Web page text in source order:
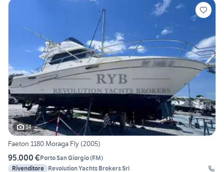
14
Faeton 1180 Moraga Fly (2005)
95.000 €Porto San Giorgio(FM)
Rivenditore Revolution Yachts Brokers Srl